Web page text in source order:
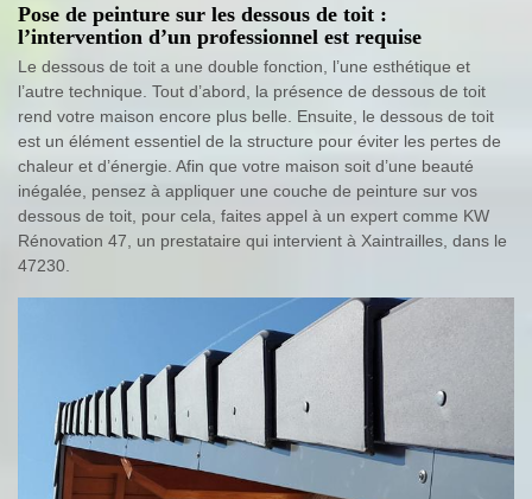
Pose de peinture sur les dessous de toit :
l’intervention d’un professionnel est requise
Le dessous de toit a une double fonction, l’une esthétique et
l’autre technique. Tout d’abord, la présence de dessous de toit
rend votre maison encore plus belle. Ensuite, le dessous de toit
est un élément essentiel de la structure pour éviter les pertes de
chaleur et d’énergie. Afin que votre maison soit d’une beauté
inégalée, pensez à appliquer une couche de peinture sur vos
dessous de toit, pour cela, faites appel à un expert comme KW
Rénovation 47, un prestataire qui intervient à Xaintrailles, dans le
47230.